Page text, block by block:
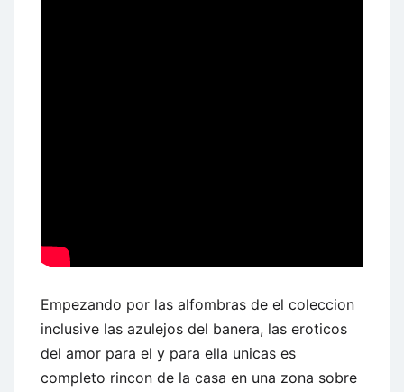
Empezando por las alfombras de el coleccion
inclusive las azulejos del banera, las eroticos
del amor para el y para ella unicas es
completo rincon de la casa en una zona sobre